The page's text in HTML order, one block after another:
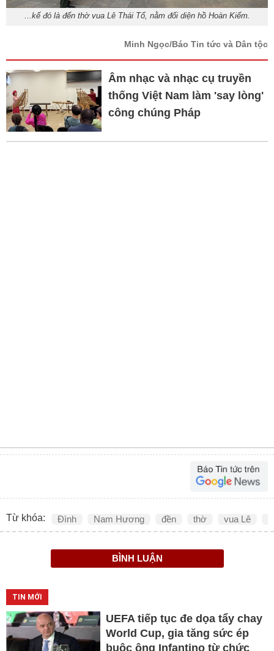
...kế đó là đến thờ vua Lê Thái Tổ, nằm đối diện hồ Hoàn Kiếm.
Minh Ngọc/Báo Tin tức và Dân tộc
Âm nhạc và nhạc cụ truyền
thống Việt Nam làm 'say lòng'
công chúng Pháp
Từ khóa: Đình Nam Hương đền thờ vua Lê
BÌNH LUẬN
TIN MỚI
UEFA tiếp tục đe dọa tẩy chay
World Cup, gia tăng sức ép
buộc ông Infantino từ chức